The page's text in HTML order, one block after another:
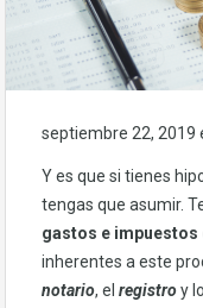
septiembre 22, 2019
Y es que si tienes
tengas que asumir.
gastos e impuestos
inherentes a este
notario, el registroy